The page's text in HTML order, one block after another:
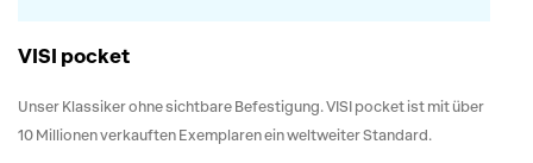
VISI pocket
Unser Klassiker ohne sichtbare Befestigung. VISI pocket ist mit über
10 Millionen verkauften Exemplaren ein weltweiter Standard.